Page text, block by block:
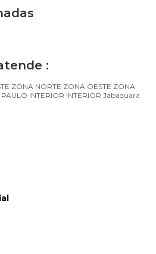
:
ZONA NORTE ZONA OESTE ZONA
INTERIOR INTERIOR Jabaquara